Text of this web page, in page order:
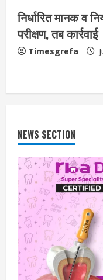
निर्धारित मानक व
परीक्षण, तब कार्रवाई
Timesgrefa
NEWS SECTION